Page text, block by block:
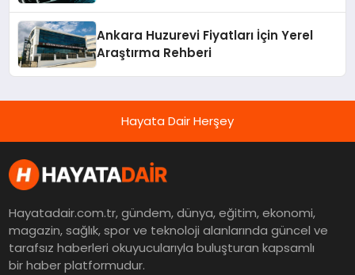
Ankara Huzurevi Fiyatları İçin Yerel
Araştırma Rehberi
Hayata Dair Herşey
Hayatadair.com.tr, gündem, dünya, eğitim, ekonomi,
magazin, sağlık, spor ve teknoloji alanlarında güncel ve
tarafsız haberleri okuyucularıyla buluşturan kapsamlı
bir haber platformudur.